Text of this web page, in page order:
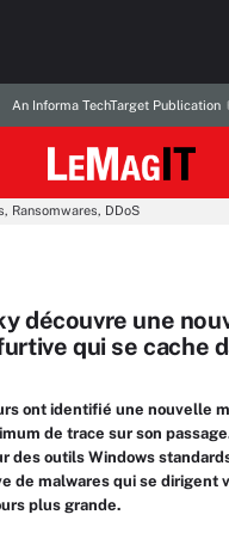
An Informa TechTarget Publication
Ransomwares, DDoS
découvre une
qui se cache
ont identifié une nouvelle
de trace sur son
des outils Windows
de malwares qui se dirigent
plus grande.